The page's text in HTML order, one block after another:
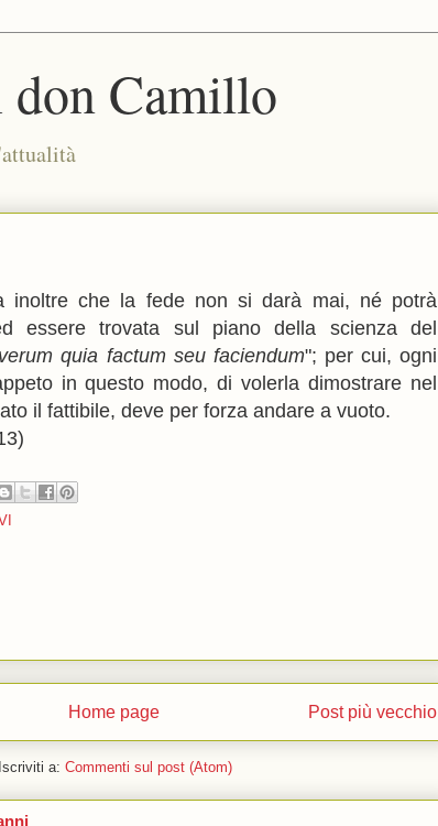
Camillo
inoltre che la fede non si darà mai, né potrà
essere trovata sul piano della scienza del
verum quia factum seu faciendum"; per cui, ogni
in questo modo, di volerla dimostrare nel
il fattibile, deve per forza andare a vuoto.
Post più vecchio
Home page
Iscriviti a: Commenti sul post (Atom)